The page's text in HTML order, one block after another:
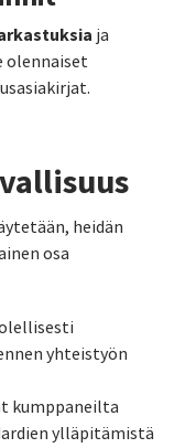
ja
olennaiset
heidän
osa
yhteistyön
kumppaneilta
ylläpitämistä